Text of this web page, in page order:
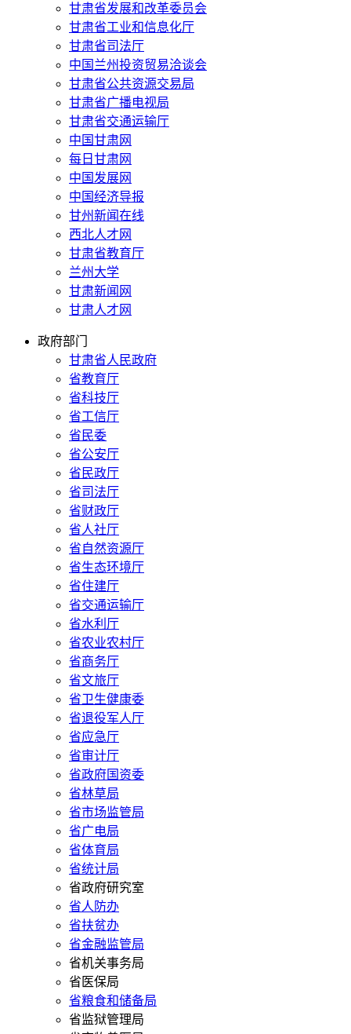
甘肃省发展和改革委员会
甘肃省工业和信息化厅
甘肃省司法厅
中国兰州投资贸易洽谈会
甘肃省公共资源交易局
甘肃省广播电视局
甘肃省交通运输厅
中国甘肃网
每日甘肃网
中国发展网
中国经济导报
甘州新闻在线
西北人才网
甘肃省教育厅
兰州大学
甘肃新闻网
甘肃人才网
政府部门
甘肃省人民政府
省教育厅
省科技厅
省工信厅
省民委
省公安厅
省民政厅
省司法厅
省财政厅
省人社厅
省自然资源厅
省生态环境厅
省住建厅
省交通运输厅
省水利厅
省农业农村厅
省商务厅
省文旅厅
省卫生健康委
省退役军人厅
省应急厅
省审计厅
省政府国资委
省林草局
省市场监管局
省广电局
省体育局
省统计局
省政府研究室
省人防办
省扶贫办
省金融监管局
省机关事务局
省医保局
省粮食和储备局
省监狱管理局